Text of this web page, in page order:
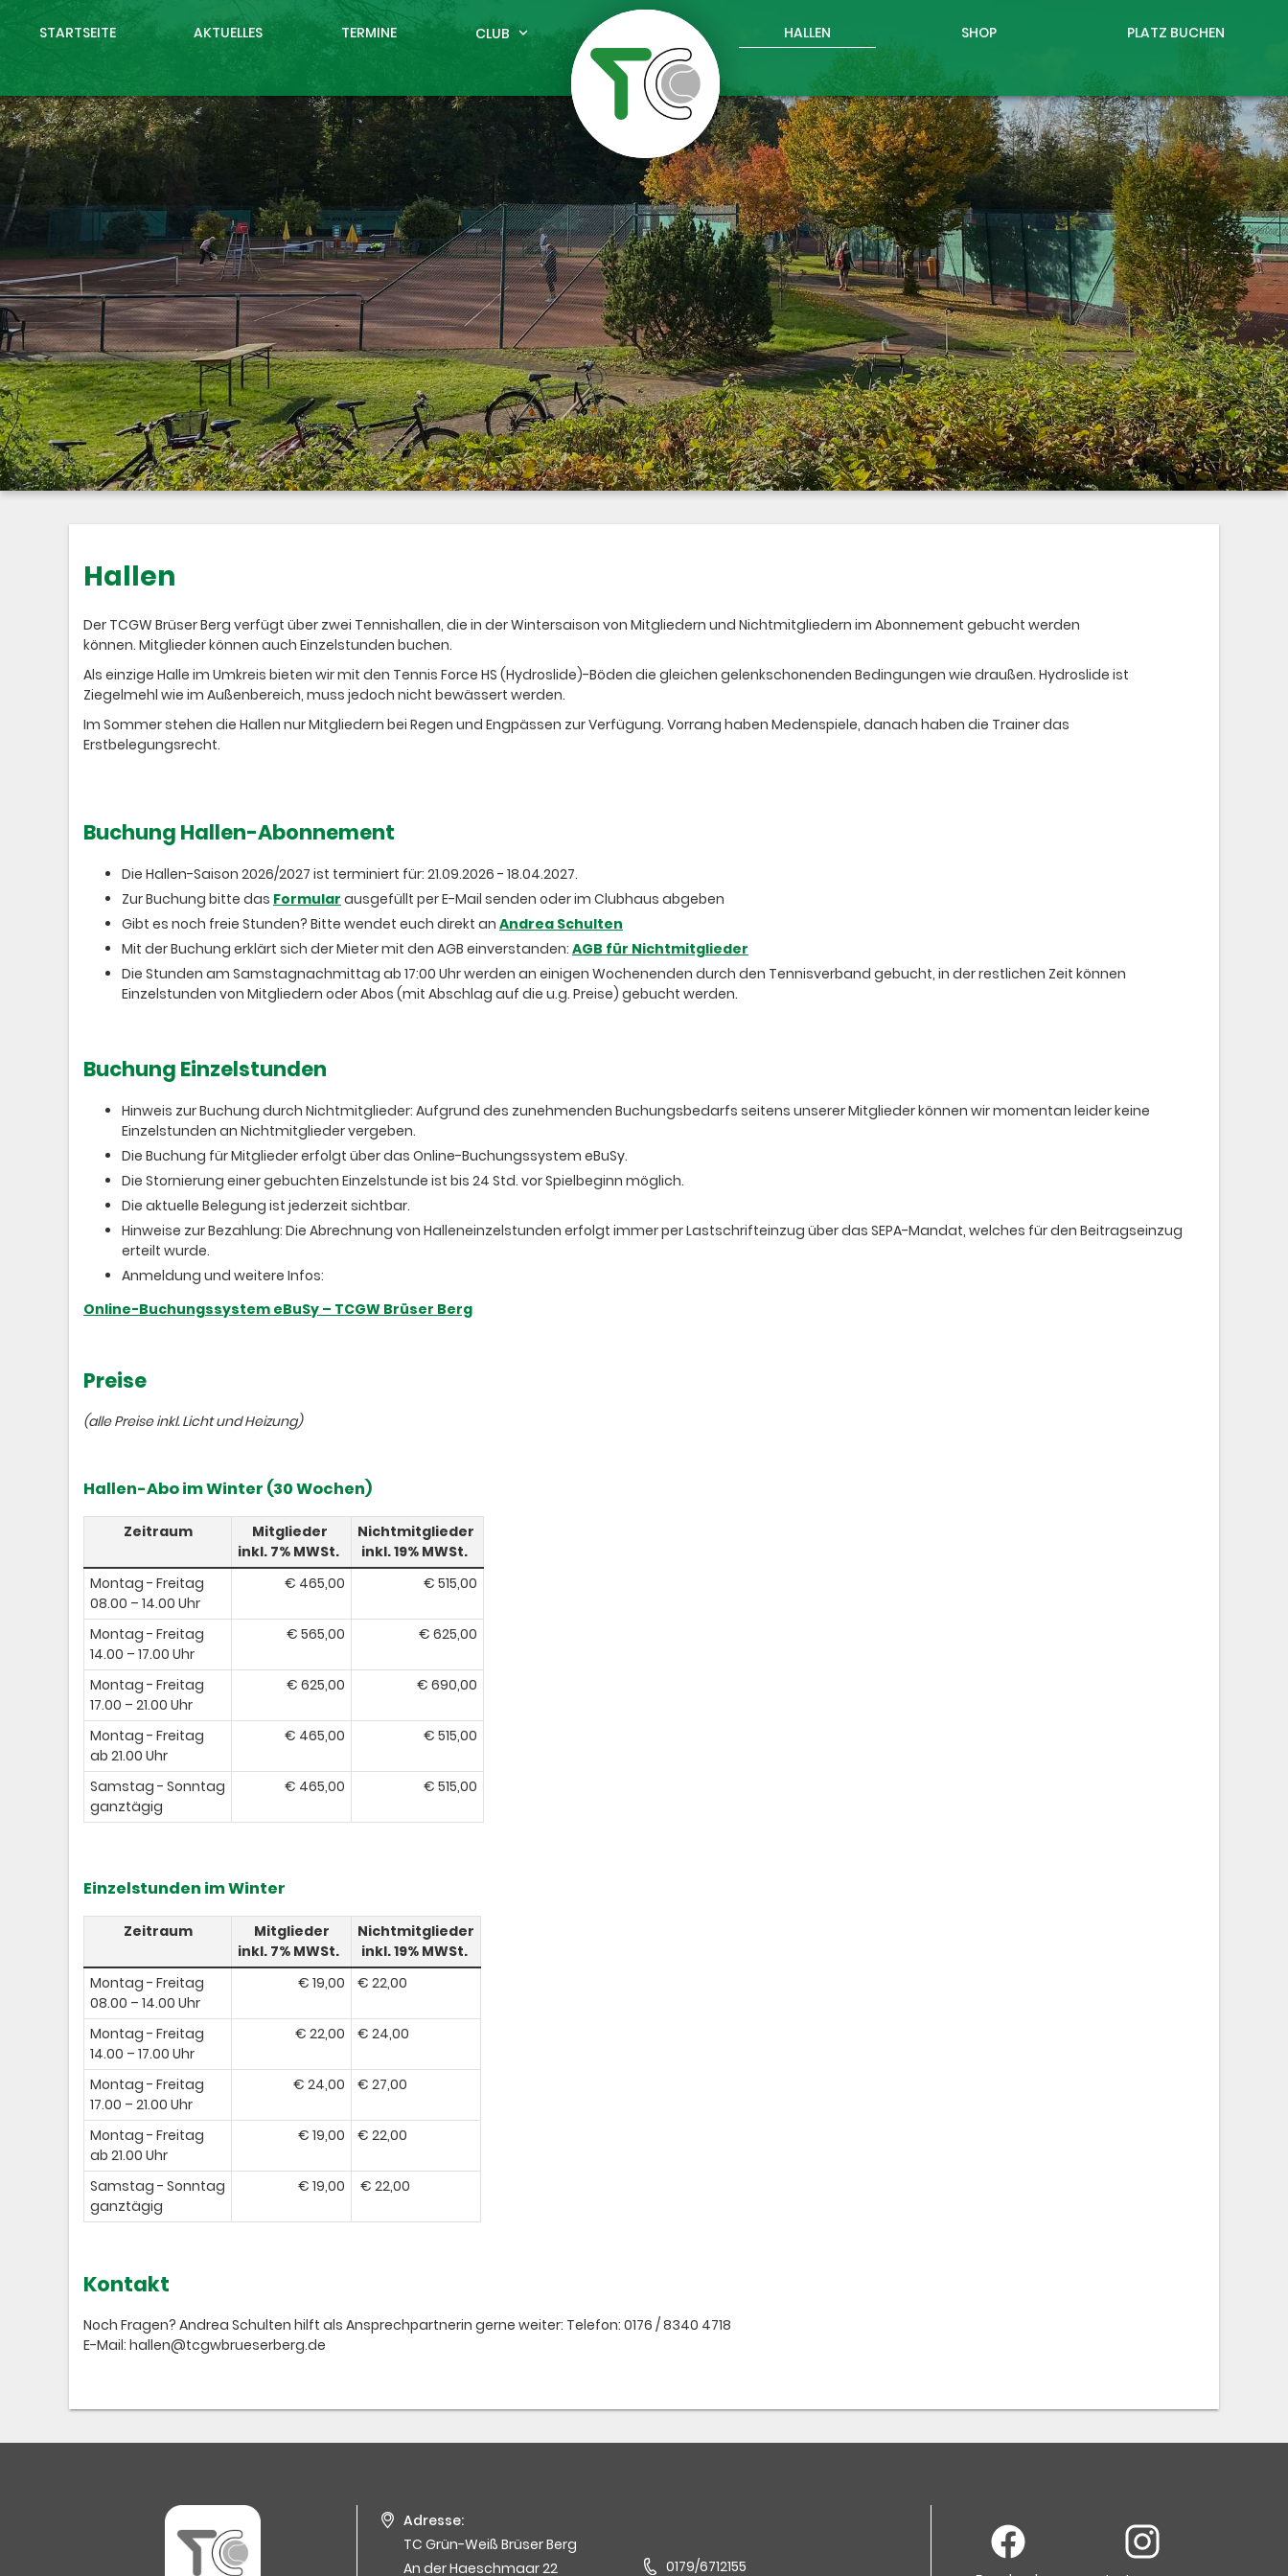
STARTSEITE AKTUELLES TERMINE CLUB expand_more HALLEN SHOP PLATZ BUCHEN
Hallen
Der TCGW Brüser Berg verfügt über zwei Tennishallen, die in der Wintersaison von Mitgliedern und Nichtmitgliedern im Abonnement gebucht werden
können. Mitglieder können auch Einzelstunden buchen.
Als einzige Halle im Umkreis bieten wir mit den Tennis Force HS (Hydroslide)-Böden die gleichen gelenkschonenden Bedingungen wie draußen. Hydroslide ist
Ziegelmehl wie im Außenbereich, muss jedoch nicht bewässert werden.
Im Sommer stehen die Hallen nur Mitgliedern bei Regen und Engpässen zur Verfügung. Vorrang haben Medenspiele, danach haben die Trainer das
Erstbelegungsrecht.
Buchung Hallen-Abonnement​
Die Hallen-Saison 2026/2027 ist terminiert für: 21.09.2026 - 18.04.2027.
Zur Buchung bitte das Formular ausgefüllt per E-Mail senden oder im Clubhaus abgeben
Gibt es noch freie Stunden? Bitte wendet euch direkt an Andrea Schulten
Mit der Buchung erklärt sich der Mieter mit den AGB einverstanden: AGB für Nichtmitglieder
Die Stunden am Samstagnachmittag ab 17:00 Uhr werden an einigen Wochenenden durch den Tennisverband gebucht, in der restlichen Zeit können
Einzelstunden von Mitgliedern oder Abos (mit Abschlag auf die u.g. Preise) gebucht werden.
Buchung Einzelstunden
Hinweis zur Buchung durch Nichtmitglieder: Aufgrund des zunehmenden Buchungsbedarfs seitens unserer Mitglieder können wir momentan leider keine
Einzelstunden an Nichtmitglieder vergeben.
Die Buchung für Mitglieder erfolgt über das Online-Buchungssystem eBuSy.
Die Stornierung einer gebuchten Einzelstunde ist bis 24 Std. vor Spielbeginn möglich.
Die aktuelle Belegung ist jederzeit sichtbar.
Hinweise zur Bezahlung: Die Abrechnung von Halleneinzelstunden erfolgt immer per Lastschrifteinzug über das SEPA-Mandat, welches für den Beitragseinzug
erteilt wurde.
Anmeldung und weitere Infos:
Online-Buchungssystem eBuSy – TCGW Brüser Berg
Preise
(alle Preise inkl. Licht und Heizung)
Hallen-Abo im Winter (30 Wochen)
Zeitraum
Mitglieder
inkl. 7% MWSt.
Nichtmitglieder
inkl. 19% MWSt.
Montag - Freitag
08.00 – 14.00 Uhr
€ 465,00​ € 515,00
Montag - Freitag
14.00 – 17.00 Uhr
€ 565,00 € 625,00
Montag - Freitag
17.00 – 21.00 Uhr
€ 625,00 € 690,00
Montag - Freitag
ab 21.00 Uhr
€ 465,00 € 515,00
Samstag - Sonntag
ganztägig
€ 465,00 € 515,00
Einzelstunden im Winter
Zeitraum
Mitglieder
inkl. 7% MWSt.
Nichtmitglieder
inkl. 19% MWSt.
Montag - Freitag
08.00 – 14.00 Uhr
€ 19,00 € 22,00
Montag - Freitag
14.00 – 17.00 Uhr
€ 22,00​ € 24,00
Montag - Freitag
17.00 – 21.00 Uhr
€ 24,00​ € 27,00
Montag - Freitag
ab 21.00 Uhr
€ 19,00​ € 22,00
Samstag - Sonntag
ganztägig
€ 19,00 € 22,00
Kontakt
Noch Fragen? Andrea Schulten hilft als Ansprechpartnerin gerne weiter: Telefon: 0176 / 8340 4718
E-Mail: hallen@tcgwbrueserberg.de
Adresse:
TC Grün-Weiß Brüser Berg
An der Haeschmaar 22
0179/6712155